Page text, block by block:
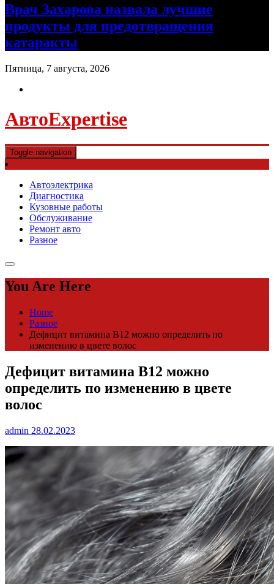
Врач Захарова назвала лучшие
продукты для предотвращения
катаракты
Пятница, 7 августа, 2026
АвтоExpertise
Toggle navigation
Автоэлектрика
Диагностика
Кузовные работы
Обслуживание
Ремонт авто
Разное
You Are Here
Home
Разное
Дефицит витамина В12 можно определить по
изменению в цвете волос
Дефицит витамина В12 можно
определить по изменению в цвете
волос
admin 28.02.2023